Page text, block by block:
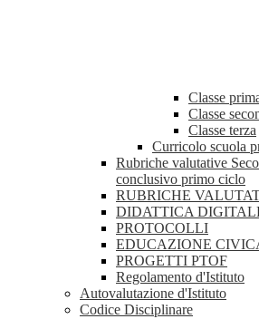
Classe
Classe
Classe terza
Curricolo scuola
Rubriche valutative
conclusivo primo ciclo
RUBRICHE
DIDATTICA
PROTOCOLLI
EDUCAZIONE
PROGETTI PTOF
Regolamento d'Istituto
Autovalutazione d'Istituto
Codice Disciplinare